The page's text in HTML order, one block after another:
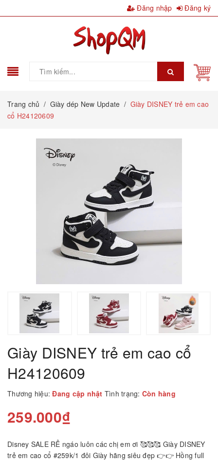
Đăng nhập Đăng ký
Trang chủ / Giày dép New Update / Giày DISNEY trẻ em cao
cổ H24120609
Giày DISNEY trẻ em cao cổ
H24120609
Thương hiệu: Đang cập nhật Tình trạng: Còn hàng
259.000₫
Disney SALE RẺ ngáo luôn các chị em ơi 🥰🥰🥰 Giày DISNEY
trẻ em cao cổ #259k/1 đôi Giày hãng siêu đẹp 👉👉 Hồng full